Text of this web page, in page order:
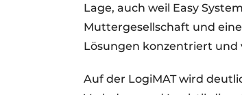
Lage, auch weil Easy
Muttergesellschaft und
Lösungen konzentriert und
Auf der LogiMAT wird